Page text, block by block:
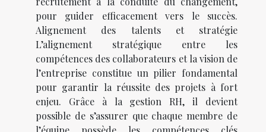
pour guider efficacement vers le succès.
Alignement des talents et stratégie
L’alignement stratégique entre les
compétences des collaborateurs et la vision de
l’entreprise constitue un pilier fondamental
pour garantir la réussite des projets à fort
enjeu. Grâce à la gestion RH, il devient
possible de s’assurer que chaque membre de